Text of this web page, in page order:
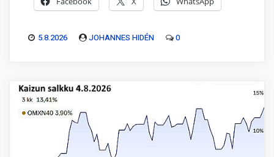
5.8.2026 JOHANNES HIDÉN 0